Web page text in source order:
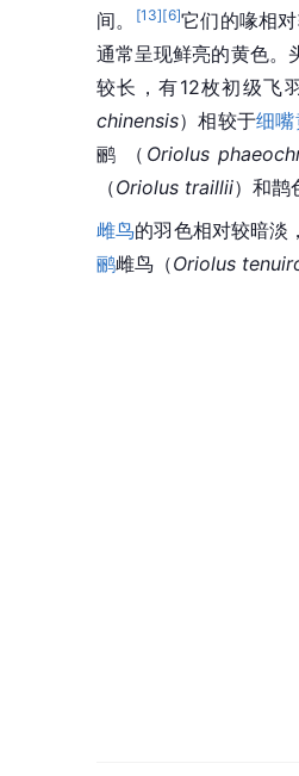
间。
[13][6]它们的喙相
通常呈现鲜亮的黄色。
较长，有12枚初级飞
chinensis）相较于细
鹂 （ Oriolus
（Oriolus traillii）和鹊
雌鸟的羽色相对较暗淡
鹂雌鸟（Oriolus